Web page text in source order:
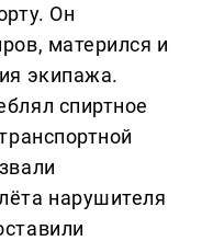
Он
матерился и
экипажа.
спиртное
нарушителя